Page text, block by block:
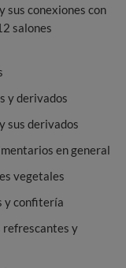
sus conexiones con
salones
y derivados
sus derivados
en general
vegetales
y confitería
refrescantes y